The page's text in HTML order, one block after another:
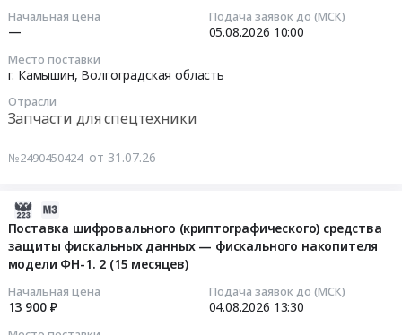
Начальная цена
—
Подача заявок до (МСК)
05.08.2026 10:00
Место поставки
г. Камышин, Волгоградская область
Отрасли
Запчасти для спецтехники
№2490450424 от 31.07.26
Поставка шифровального (криптографического) средства
защиты фискальных данных — фискального накопителя
модели ФН-1. 2 (15 месяцев)
Начальная цена
13 900 ₽
Подача заявок до (МСК)
04.08.2026 13:30